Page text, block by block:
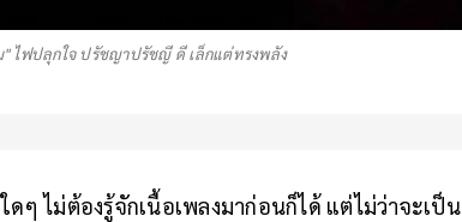
ม" ไฟปลุกใจ ปรัชญาปรัชญี ดี เล็กแต่ทรงพลัง
ๆ ไม่ต้องรู้จักเนื้อเพลงมาก่อนก็ได้ แต่ไม่ว่าจะเป็น